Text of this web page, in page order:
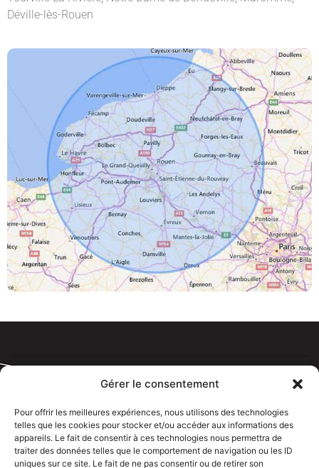
Gérer le consentement
Pour offrir les meilleures expériences, nous utilisons des technologies
telles que les cookies pour stocker et/ou accéder aux informations des
appareils. Le fait de consentir à ces technologies nous permettra de
traiter des données telles que le comportement de navigation ou les ID
uniques sur ce site. Le fait de ne pas consentir ou de retirer son
Déville-lès-Rouen
Tous droits réservé @rdelectricien.fr –Mentions légales–
Recrutement–